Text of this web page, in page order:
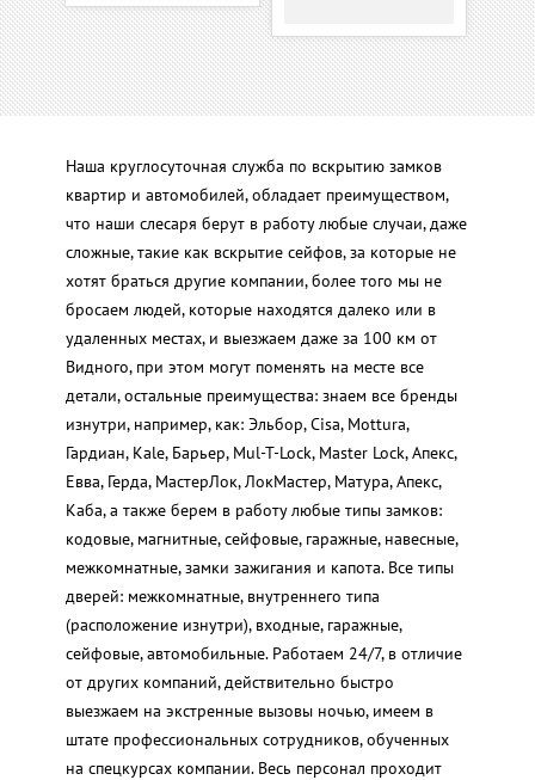
Наша круглосуточная служба по вскрытию замков
квартир и автомобилей, обладает преимуществом,
что наши слесаря берут в работу любые случаи, даже
сложные, такие как вскрытие сейфов, за которые не
хотят браться другие компании, более того мы не
бросаем людей, которые находятся далеко или в
удаленных местах, и выезжаем даже за 100 км от
Видного, при этом могут поменять на месте все
детали, остальные преимущества: знаем все бренды
изнутри, например, как: Эльбор, Cisa, Mottura,
Гардиан, Kale, Барьер, Mul-T-Lock, Master Lock, Апекс,
Евва, Герда, МастерЛок, ЛокМастер, Матура, Апекс,
Каба, а также берем в работу любые типы замков:
кодовые, магнитные, сейфовые, гаражные, навесные,
межкомнатные, замки зажигания и капота. Все типы
дверей: межкомнатные, внутреннего типа
(расположение изнутри), входные, гаражные,
сейфовые, автомобильные. Работаем 24/7, в отличие
от других компаний, действительно быстро
выезжаем на экстренные вызовы ночью, имеем в
штате профессиональных сотрудников, обученных
на спецкурсах компании. Весь персонал проходит